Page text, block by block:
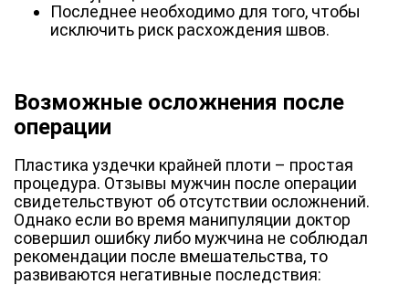
Последнее необходимо для того, чтобы
исключить риск расхождения швов.
Возможные осложнения после
операции
Пластика уздечки крайней плоти – простая
процедура. Отзывы мужчин после операции
свидетельствуют об отсутствии осложнений.
Однако если во время манипуляции доктор
совершил ошибку либо мужчина не соблюдал
рекомендации после вмешательства, то
развиваются негативные последствия: